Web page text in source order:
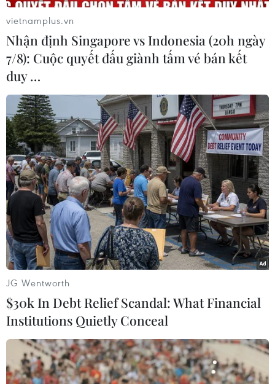
Nghị viện châu Âu tuyên bố chuẩn bị khởi
kiện Ủy ban châu Âu
11/06/2021 04:35
Các nghị sỹ trong EP bất bình về thỏa hiệp mà 27 quốc
gia thành viên của EU và EC đạt được tại Hội nghị
thượng đỉnh EU diễn ra hồi tháng 12 năm ngoái liên
quan việc phân bổ quỹ cứu trợ của EU.
EU nới lỏng quy định cấp Thẻ Xanh nhằm
vietnamplus.vn
Nhận định Singapore vs Indonesia (20h ngày
7/8): Cuộc quyết đấu giành tấm vé bán kết
duy …
JG Wentworth
$30k In Debt Relief Scandal: What Financial
Institutions Quietly Conceal